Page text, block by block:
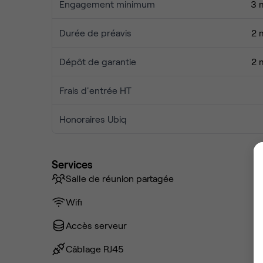
Engagement minimum 3
Durée de préavis 2
Dépôt de garantie 2
Frais d'entrée HT
Honoraires Ubiq
Services
Salle de réunion partagée
Wifi
Accès serveur
Câblage RJ45